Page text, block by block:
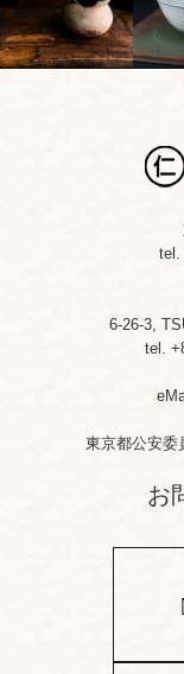
tel.
6-26-3,
tel.
東京都公安
お